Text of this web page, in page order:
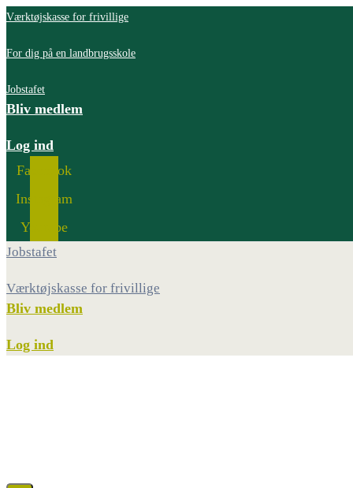
Værktøjskasse for frivillige
For dig på en landbrugsskole
Jobstafet
Bliv medlem
Log ind
Facebook
Instagram
Youtube
Jobstafet
Værktøjskasse for frivillige
Bliv medlem
Log ind